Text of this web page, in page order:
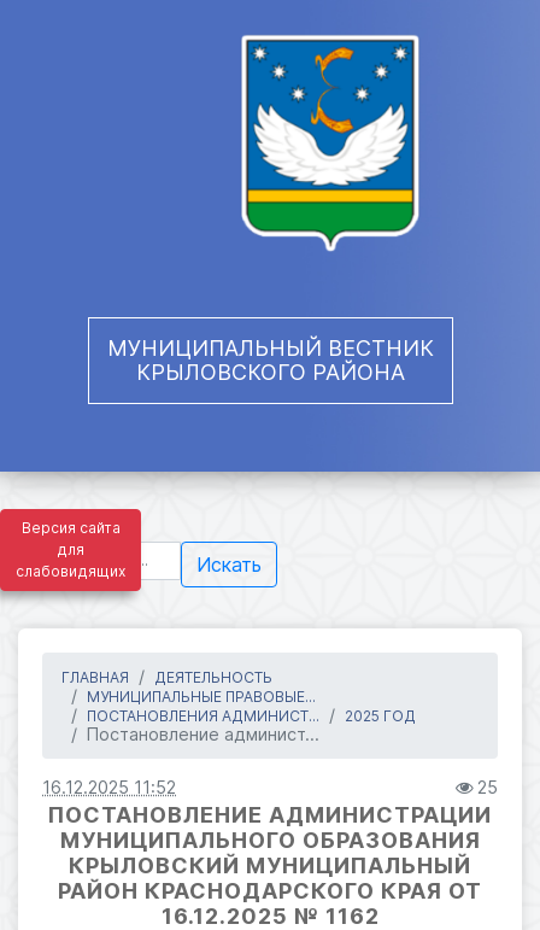
Версия сайта
для
слабовидящих
МУНИЦИПАЛЬНЫЙ ВЕСТНИК
КРЫЛОВСКОГО РАЙОНА
Искать
ГЛАВНАЯ
ДЕЯТЕЛЬНОСТЬ
МУНИЦИПАЛЬНЫЕ ПРАВОВЫЕ...
ПОСТАНОВЛЕНИЯ АДМИНИСТ...
2025 ГОД
Постановление админист...
16.12.2025 11:52 25
ПОСТАНОВЛЕНИЕ АДМИНИСТРАЦИИ
МУНИЦИПАЛЬНОГО ОБРАЗОВАНИЯ
КРЫЛОВСКИЙ МУНИЦИПАЛЬНЫЙ
РАЙОН КРАСНОДАРСКОГО КРАЯ ОТ
16.12.2025 № 1162